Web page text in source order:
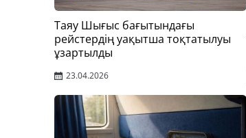
Таяу Шығыс бағытындағы
рейстердің уақытша тоқтатылуы
ұзартылды
23.04.2026